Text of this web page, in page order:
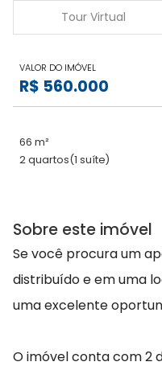
Tour Virtual
VALOR DO IMÓVEL
R$ 560.000
66 m²
2 quartos(1 suíte)
Sobre este imóvel
Se você procura um
distribuído e em uma
uma excelente
O imóvel conta com 2